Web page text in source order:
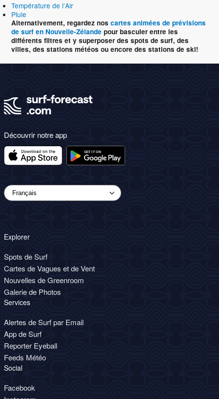
Température de l'Air
Pluie
Alternativement, regardez nos cartes animées de prévisions
de surf en Nouvelle-Zélande pour basculer entre les
différents filtres et y superposer des spots de surf, des
villes, des stations météos ou encore des stations de ski!
Découvrir notre app
Explorer
Spots de Surf
Cartes de Vagues et de Vent
Nouvelles de Greenroom
Galerie de Photos
Services
Alertes de Surf par Email
App de Surf
Reporter Eyeball
Feeds Météo
Social
Facebook